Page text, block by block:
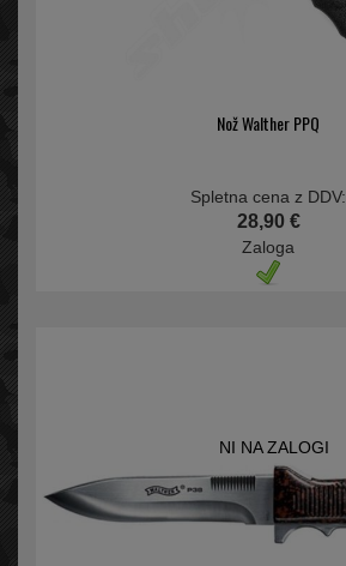
Nož Walther PPQ
Spletna cena z DDV:
28,90 €
Zaloga
NI NA ZALOGI